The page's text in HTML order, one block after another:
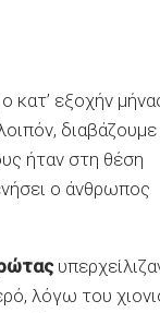
κατ’ εξοχήν
διαβάζουμε
ήταν στη θέση
ο άνθρωπος
λόγω του